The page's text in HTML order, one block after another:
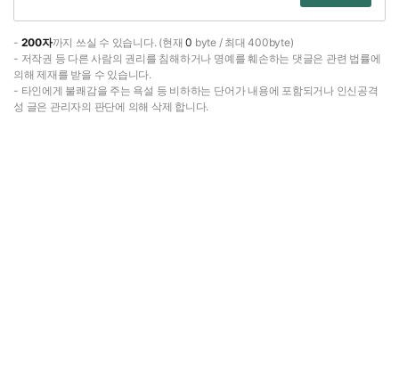
- 200자까지 쓰실 수 있습니다. (현재0 byte / 최대 400byte)
- 저작권 등 다른 사람의 권리를 침해하거나 명예를 훼손하는 댓글은 관련 법률에
의해 제재를 받을 수 있습니다.
- 타인에게 불쾌감을 주는 욕설 등 비하하는 단어가 내용에 포함되거나 인신공격
성 글은 관리자의 판단에 의해 삭제 합니다.